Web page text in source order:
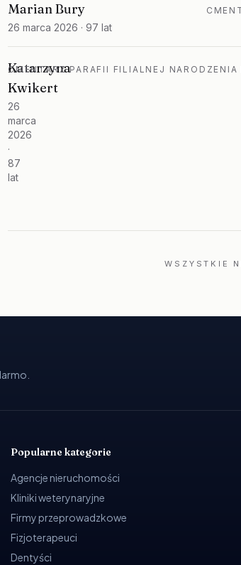
Marian Bury
26 marca 2026 · 97 lat
Katarzyna
Kwikert
26
marca
2026
·
87
lat
CMENTARZ PARAFII FILIALNEJ
WSZYSTKIE
Popularne kategorie
Agencje nieruchomości
Kliniki weterynaryjne
Firmy przeprowadzkowe
Fizjoterapeuci
Dentyści